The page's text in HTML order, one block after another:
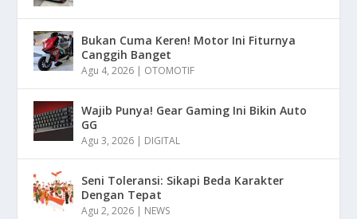
Bukan Cuma Keren! Motor Ini Fiturnya
Canggih Banget
Agu 4, 2026 | OTOMOTIF
Wajib Punya! Gear Gaming Ini Bikin Auto
GG
Agu 3, 2026 | DIGITAL
Seni Toleransi: Sikapi Beda Karakter
Dengan Tepat
Agu 2, 2026 | NEWS